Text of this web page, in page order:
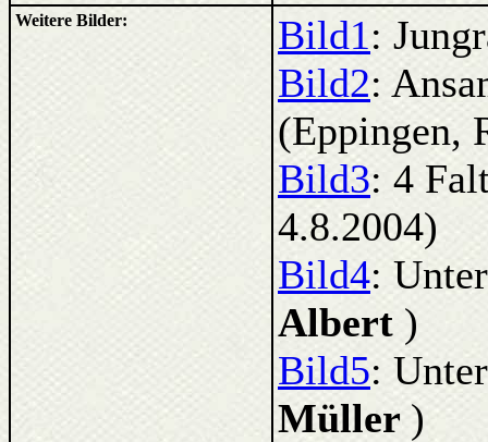
Weitere Bilder: Bild1:
Bild2:
(Eppingen,
Bild3: 4
4.8.2004)
Bild4:
Albert )
Bild5:
Müller )